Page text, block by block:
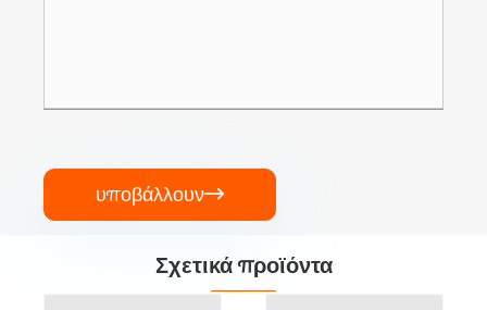
υποβάλλουν
Σχετικά προϊόντα